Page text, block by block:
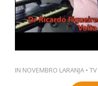
IN NOVEMBRO LARANJA •